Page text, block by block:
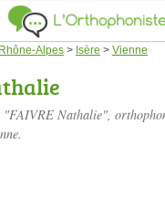
Alpes > Isère > Vienne
"FAIVRE Nathalie",